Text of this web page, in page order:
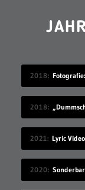
2018
2018
2021
2020